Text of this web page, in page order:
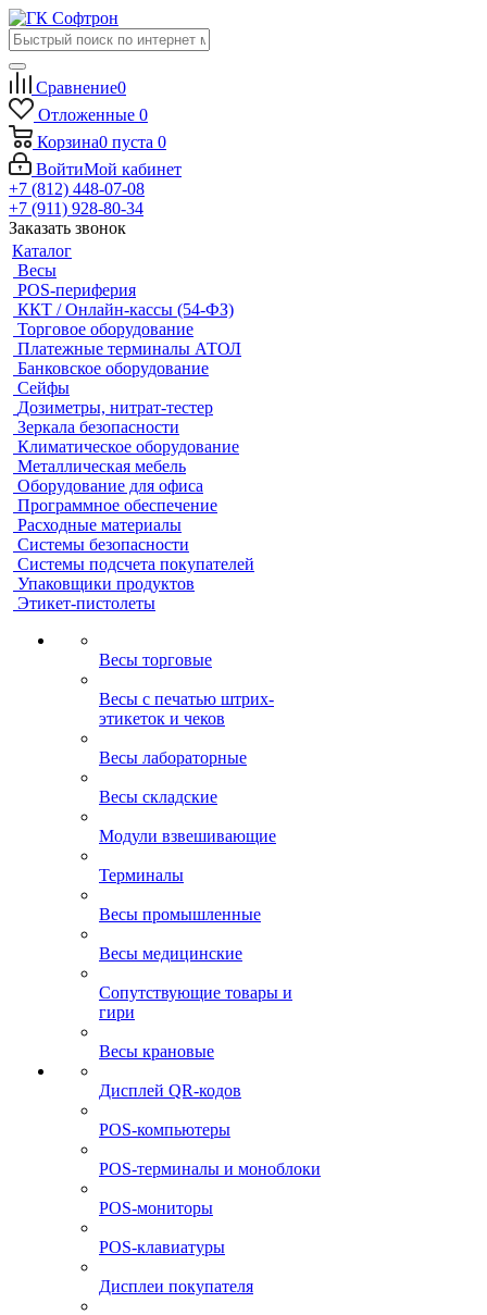
Сравнение0
Отложенные 0
Корзина0 пуста 0
ВойтиМой кабинет
+7 (812) 448-07-08
+7 (911) 928-80-34
Заказать звонок
Каталог
Весы
POS-периферия
ККТ / Онлайн-кассы (54-ФЗ)
Торговое оборудование
Платежные терминалы АТОЛ
Банковское оборудование
Сейфы
Дозиметры, нитрат-тестер
Зеркала безопасности
Климатическое оборудование
Металлическая мебель
Оборудование для офиса
Программное обеспечение
Расходные материалы
Системы безопасности
Системы подсчета покупателей
Упаковщики продуктов
Этикет-пистолеты
Весы торговые
Весы с печатью штрих-
этикеток и чеков
Весы лабораторные
Весы складские
Модули взвешивающие
Терминалы
Весы промышленные
Весы медицинские
Сопутствующие товары и
гири
Весы крановые
Дисплей QR-кодов
POS-компьютеры
POS-терминалы и моноблоки
POS-мониторы
POS-клавиатуры
Дисплеи покупателя